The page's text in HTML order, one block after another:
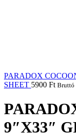
PARADOX
SHEET 5900 Ft Bruttó
9″X33″